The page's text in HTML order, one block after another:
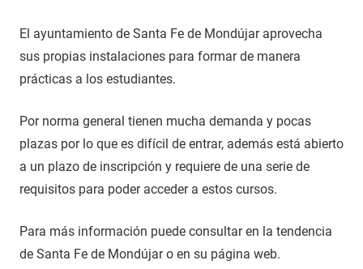
El ayuntamiento de Santa Fe de Mondújar aprovecha
sus propias instalaciones para formar de manera
prácticas a los estudiantes.
Por norma general tienen mucha demanda y pocas
plazas por lo que es difícil de entrar, además está abierto
a un plazo de inscripción y requiere de una serie de
requisitos para poder acceder a estos cursos.
Para más información puede consultar en la tendencia
de Santa Fe de Mondújar o en su página web.